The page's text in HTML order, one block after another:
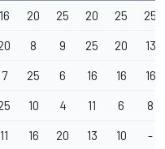
16 20 25 20 25 25
8 9 25 20 13
7 25 6 16 16 16
10 4 11 6 8
11 16 20 13 10 -